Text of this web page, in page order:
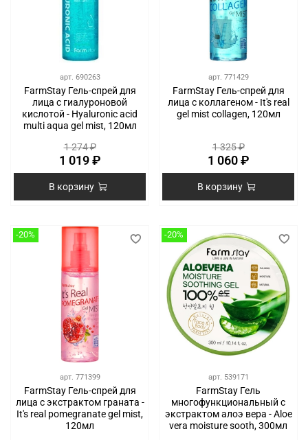
арт. 690263
FarmStay Гель-спрей для
лица с гиалуроновой
кислотой - Hyaluronic acid
multi aqua gel mist, 120мл
1 274 ₽
1 019 ₽
В корзину
арт. 771429
FarmStay Гель-спрей для
лица с коллагеном - It's real
gel mist collagen, 120мл
1 325 ₽
1 060 ₽
В корзину
-20%
арт. 771399
FarmStay Гель-спрей для
лица с экстрактом граната -
It's real pomegranate gel mist,
120мл
-20%
арт. 539171
FarmStay Гель
многофункциональный с
экстрактом алоэ вера - Aloe
vera moisture sooth, 300мл